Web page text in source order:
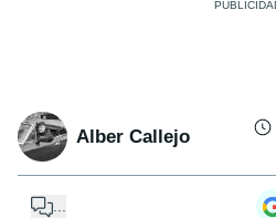
Alber Callejo
...